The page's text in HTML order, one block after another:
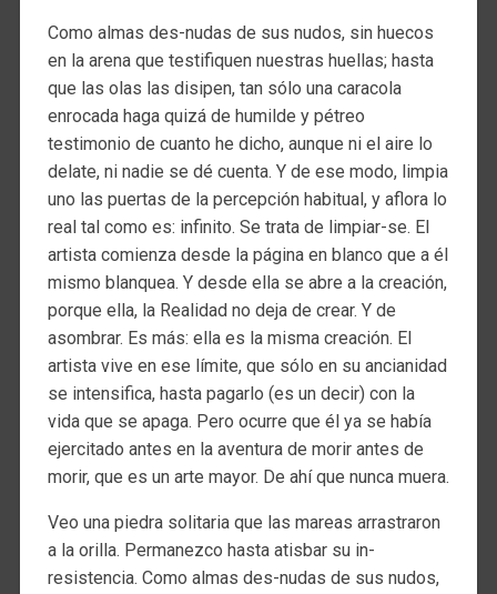
Como almas des-nudas de sus nudos, sin huecos
en la arena que testifiquen nuestras huellas; hasta
que las olas las disipen, tan sólo una caracola
enrocada haga quizá de humilde y pétreo
testimonio de cuanto he dicho, aunque ni el aire lo
delate, ni nadie se dé cuenta. Y de ese modo, limpia
uno las puertas de la percepción habitual, y aflora lo
real tal como es: infinito. Se trata de limpiar-se. El
artista comienza desde la página en blanco que a él
mismo blanquea. Y desde ella se abre a la creación,
porque ella, la Realidad no deja de crear. Y de
asombrar. Es más: ella es la misma creación. El
artista vive en ese límite, que sólo en su ancianidad
se intensifica, hasta pagarlo (es un decir) con la
vida que se apaga. Pero ocurre que él ya se había
ejercitado antes en la aventura de morir antes de
morir, que es un arte mayor. De ahí que nunca muera.
Veo una piedra solitaria que las mareas arrastraron
a la orilla. Permanezco hasta atisbar su in-
resistencia. Como almas des-nudas de sus nudos,